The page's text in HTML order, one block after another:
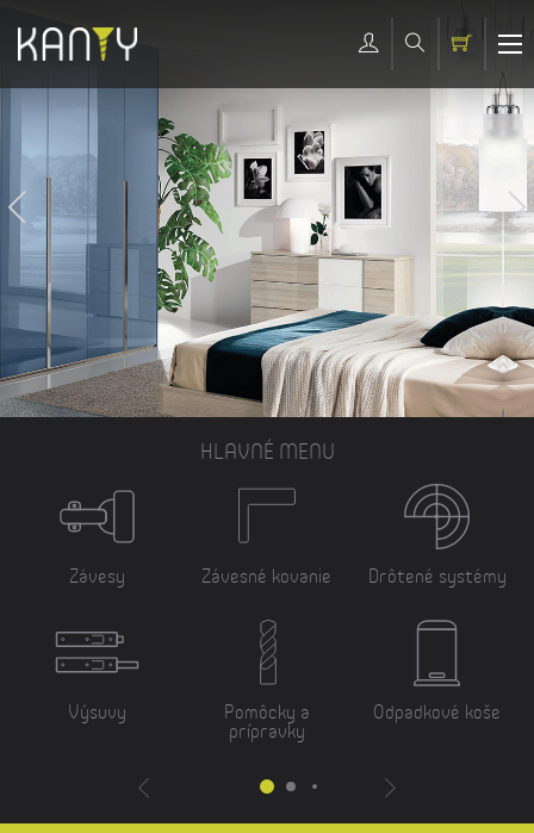
HLAVNÉ MENU
Závesy
Výsuvy
Závesné kovanie
Pomôcky a
prípravky
Drôtené systémy
Odpadkové koše